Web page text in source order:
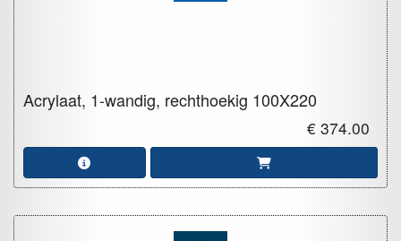
Acrylaat, 1-wandig, rechthoekig 100X220
€ 374.00